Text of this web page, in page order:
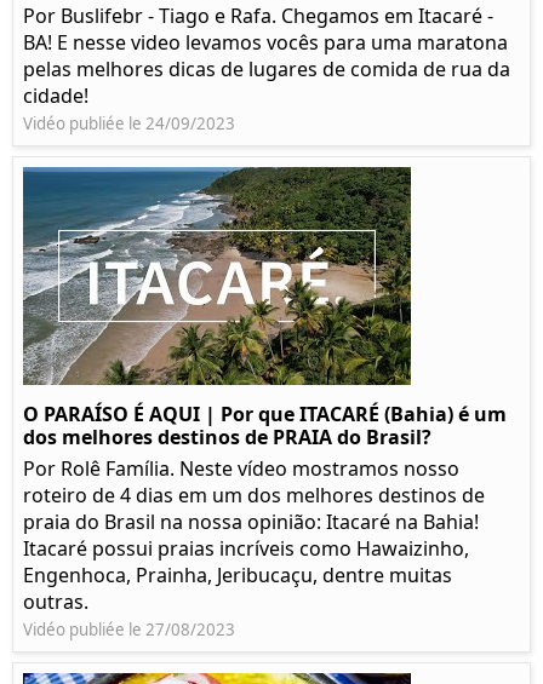
Por Buslifebr - Tiago e Rafa. Chegamos em Itacaré -
BA! E nesse video levamos vocês para uma maratona
pelas melhores dicas de lugares de comida de rua da
cidade!
Vidéo publiée le 24/09/2023
O PARAÍSO É AQUI | Por que ITACARÉ (Bahia) é um
dos melhores destinos de PRAIA do Brasil?
Por Rolê Família. Neste vídeo mostramos nosso
roteiro de 4 dias em um dos melhores destinos de
praia do Brasil na nossa opinião: Itacaré na Bahia!
Itacaré possui praias incríveis como Hawaizinho,
Engenhoca, Prainha, Jeribucaçu, dentre muitas
outras.
Vidéo publiée le 27/08/2023